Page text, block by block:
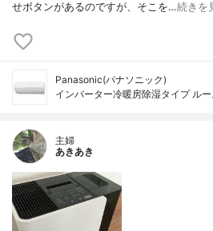
せボタンがあるのですが、そこを…続きを
Panasonic(パナソニック)
インバーター冷暖房除湿タイプ ル
主婦
あきあき